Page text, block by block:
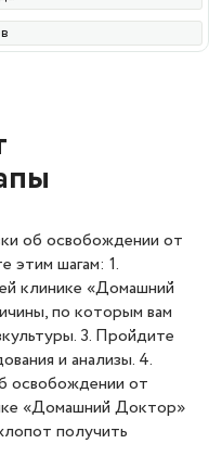
об освобождении от
этим шагам: 1.
клинике «Домашний
по которым вам
3. Пройдите
и анализы. 4.
освобождении от
«Домашний Доктор»
получить